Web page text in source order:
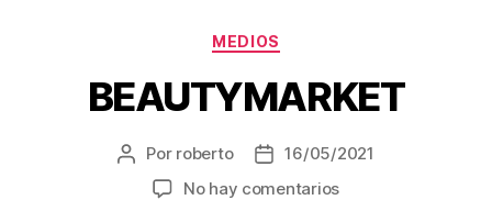
MEDIOS
BEAUTYMARKET
Por roberto
16/05/2021
No hay comentarios